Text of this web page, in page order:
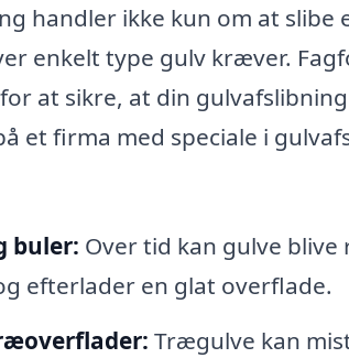
handler ikke kun om at
enkelt type gulv kræver.
at sikre, at din
et firma med speciale i
buler: Over tid kan gulve
efterlader en glat overflade.
Trægulve kan